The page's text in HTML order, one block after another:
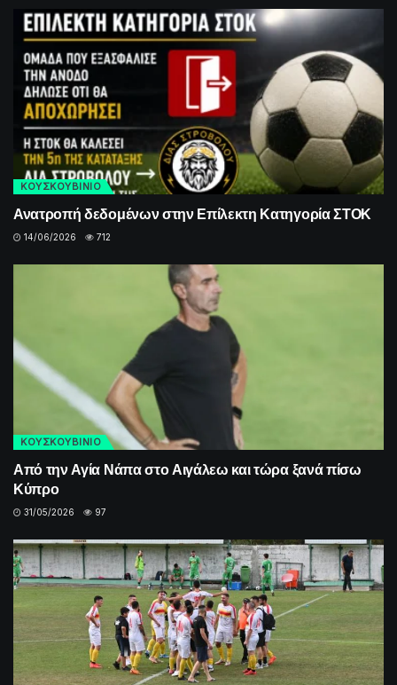
ΚΟΥΣΚΟΥΒΙΝΙΟ
Ανατροπή δεδομένων στην Επίλεκτη Κατηγορία ΣΤΟΚ
14/06/2026 712
ΚΟΥΣΚΟΥΒΙΝΙΟ
Από την Αγία Νάπα στο Αιγάλεω και τώρα ξανά πίσω
Κύπρο
31/05/2026 97